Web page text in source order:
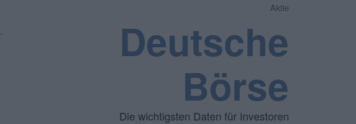
Aktie
Deutsche
Börse
Die wichtigsten Daten für Investoren